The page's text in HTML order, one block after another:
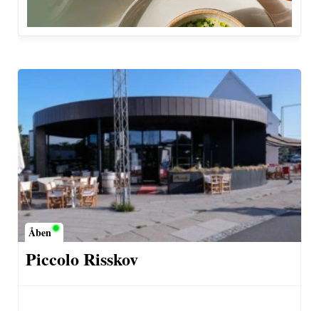
Åben
Piccolo Risskov